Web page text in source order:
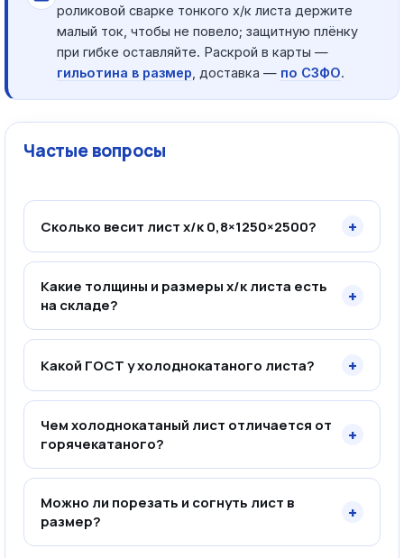
роликовой сварке тонкого х/к листа держите
малый ток, чтобы не повело; защитную плёнку
при гибке оставляйте. Раскрой в карты —
гильотина в размер , доставка — по СЗФО.
Частые вопросы
Сколько весит лист х/к 0,8×1250×2500? +
Какие толщины и размеры х/к листа есть
на складе?
+
Какой ГОСТ у холоднокатаного листа? +
Чем холоднокатаный лист отличается от
горячекатаного?
+
Можно ли порезать и согнуть лист в
размер?
+